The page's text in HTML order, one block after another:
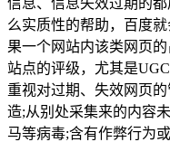
信息、信息失效过期的
么实质性的帮助，百度
果一个网站内该类网页
站点的评级，尤其是
重视对过期、失效网页
造;从别处采集来的内容
马等病毒;含有作弊行为